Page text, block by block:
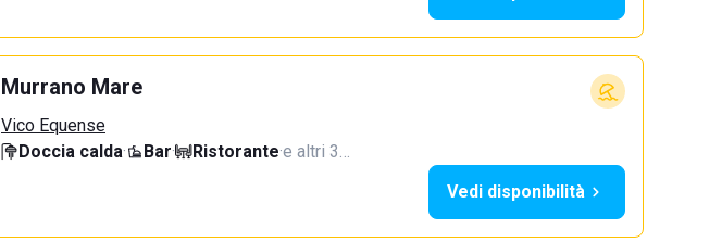
Murrano Mare
Vico Equense
Doccia calda· Bar· Ristorante·e altri 3…
Vedi disponibilità